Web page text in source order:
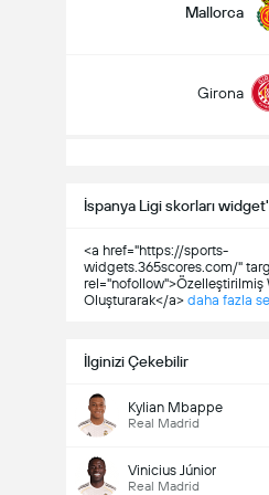
Mallorca
Girona
İspanya Ligi skorları
<a href="https://sports-
widgets.365scores.com/"
Oluşturarak</a> daha fazla
İlginizi Çekebilir
Kylian Mbappe
Real Madrid
Vinicius Júnior
Real Madrid